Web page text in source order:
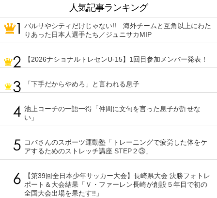
人気記事ランキング
バルサやシティだけじゃない!! 海外チームと互角以上にわた
りあった日本人選手たち／ジュニサカMIP
【2026ナショナルトレセンU-15】1回目参加メンバー発表！
「下手だからやめろ」と言われる息子
池上コーチの一語一得「仲間に文句を言った息子が許せな
い」
コバさんのスポーツ運動塾「トレーニングで疲労した体をケ
アするためのストレッチ講座 STEP２③」
【第39回全日本少年サッカー大会】長崎県大会 決勝フォトレ
ポート＆大会結果「Ｖ・ファーレン長崎が創設５年目で初の
全国大会出場を果たす!!」